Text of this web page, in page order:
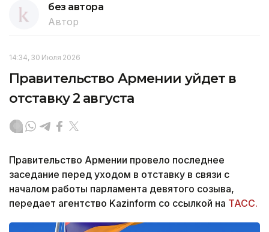
без автора
Автор
14:34, 30 Июля 2026
Правительство Армении уйдет в
отставку 2 августа
Правительство Армении провело последнее
заседание перед уходом в отставку в связи с
началом работы парламента девятого созыва,
передает агентство Kazinform со ссылкой на ТАСС.